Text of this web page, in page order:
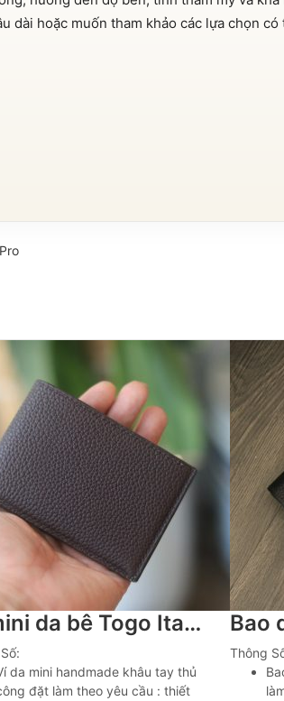
inch
inch
dài hoặc muốn tham khảo các lựa chọn có
Ví mini da bê Togo Italia handmade khâu tay Lano VDNTK043
da mini handmade khâu tay thủ
đặt làm theo yêu cầu : thiết
Thông